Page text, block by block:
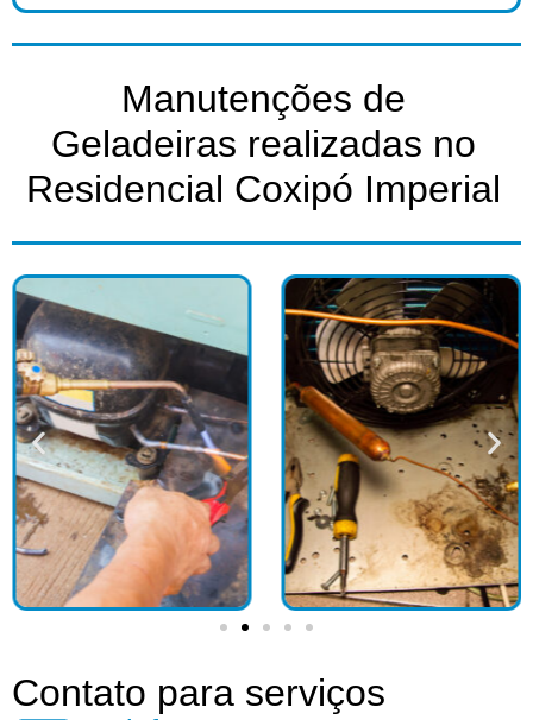
Manutenções de
Geladeiras realizadas no
Residencial Coxipó Imperial​
Contato para serviços